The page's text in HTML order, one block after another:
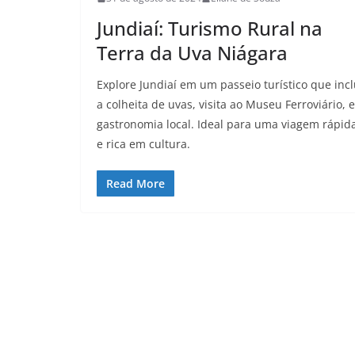
Jundiaí: Turismo Rural na
Terra da Uva Niágara
Explore Jundiaí em um passeio turístico que
a colheita de uvas, visita ao Museu Ferroviário,
gastronomia local. Ideal para uma viagem
e rica em cultura.
Read More